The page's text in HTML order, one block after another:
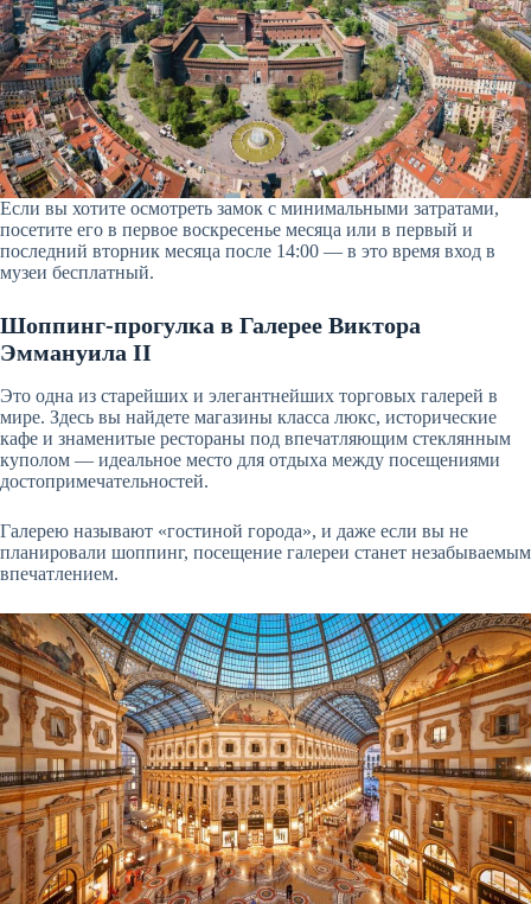
Если вы хотите осмотреть замок с минимальными затратами,
посетите его в первое воскресенье месяца или в первый и
последний вторник месяца после 14:00 — в это время вход в
музеи бесплатный.
Шоппинг-прогулка в Галерее Виктора
Эммануила II
Это одна из старейших и элегантнейших торговых галерей в
мире. Здесь вы найдете магазины класса люкс, исторические
кафе и знаменитые рестораны под впечатляющим стеклянным
куполом — идеальное место для отдыха между посещениями
достопримечательностей.
Галерею называют «гостиной города», и даже если вы не
планировали шоппинг, посещение галереи станет незабываемым
впечатлением.